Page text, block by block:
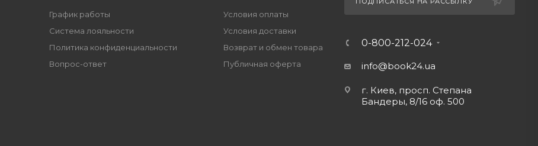
График работы
Система лояльности
Политика конфиденциальности
Вопрос-ответ
Условия оплаты
Условия доставки
Возврат и обмен товара
Публичная оферта
0-800-212-024
info@book24.ua
г. Киев, просп. Степана
Бандеры, 8/16 оф. 500